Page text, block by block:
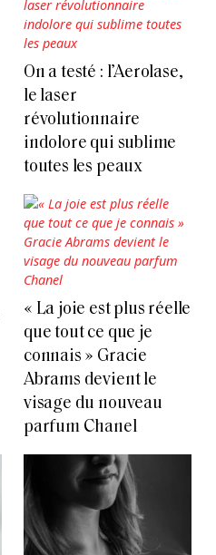
On a testé : l’Aerolase,
le laser
révolutionnaire
indolore qui sublime
toutes les peaux
« La joie est plus réelle
que tout ce que je
connais » Gracie
Abrams devient le
visage du nouveau
parfum Chanel